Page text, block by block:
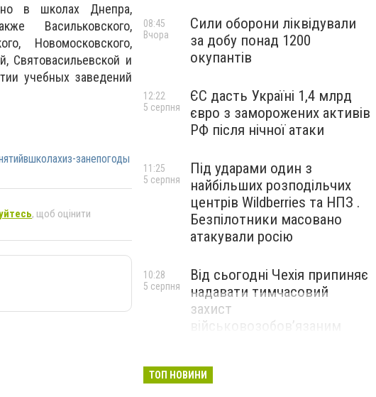
в школах Днепра,
Васильковского,
Новомосковского,
Святовасильевской и
учебных заведений
занепогоды
, щоб оцінити
Сили оборони ліквідували
за добу понад 1200
окупантів
08:45
Вчора
ЄС дасть Україні 1,4 млрд
євро з заморожених активів
РФ після нічної атаки
12:22
5 серпня
Під ударами один з
найбільших розподільчих
центрів Wildberries та НПЗ .
Безпілотники масовано
атакували росію
11:25
5 серпня
Від сьогодні Чехія припиняє
надавати тимчасовий
захист
військовозобов’язаним
10:28
5 серпня
ТОП НОВИНИ